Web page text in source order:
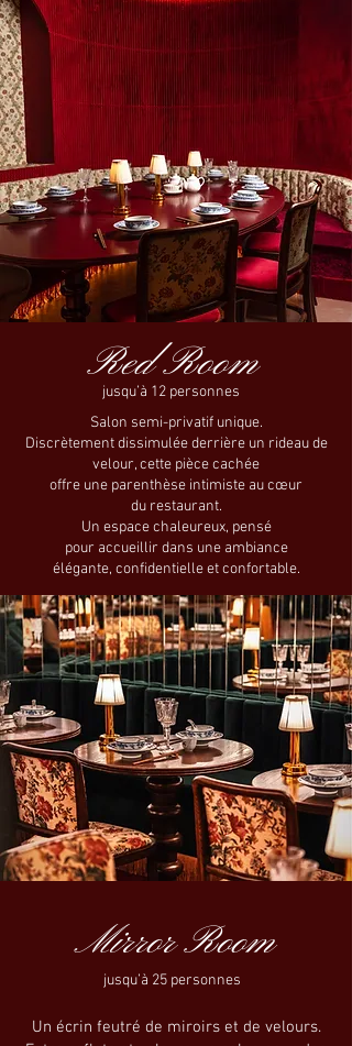
Red Room
jusqu’à 12 personnes
Salon semi-privatif unique.
Discrètement dissimulée derrière un rideau de
velour, cette pièce cachée
offre une parenthèse intimiste au cœur
du restaurant.
Un espace chaleureux, pensé
pour accueillir dans une ambiance
élégante, confidentielle et confortable.
Mirror Room
jusqu’à 25 personnes
Un écrin feutré de miroirs et de velours.